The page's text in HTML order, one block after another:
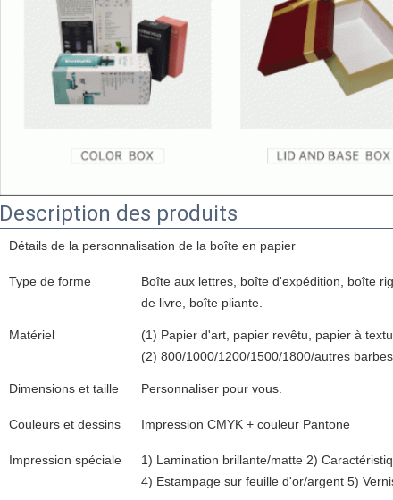
Description des produits
Détails de la personnalisation de la boîte en papier
Type de forme
Boîte aux lettres, boîte d'expédition, boîte
de livre, boîte pliante.
Matériel
(1) Papier d'art, papier revêtu, papier à
(2) 800/1000/1200/1500/1800/autres
Dimensions et taille Personnaliser pour vous.
Couleurs et dessins Impression CMYK + couleur Pantone
Impression spéciale
1) Lamination brillante/matte 2)
4) Estampage sur feuille d'or/argent 5)